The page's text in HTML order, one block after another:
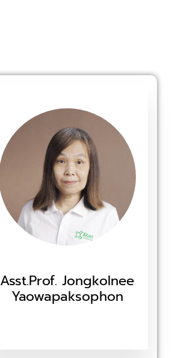
Asst.Prof. Jongkolnee
Yaowapaksophon